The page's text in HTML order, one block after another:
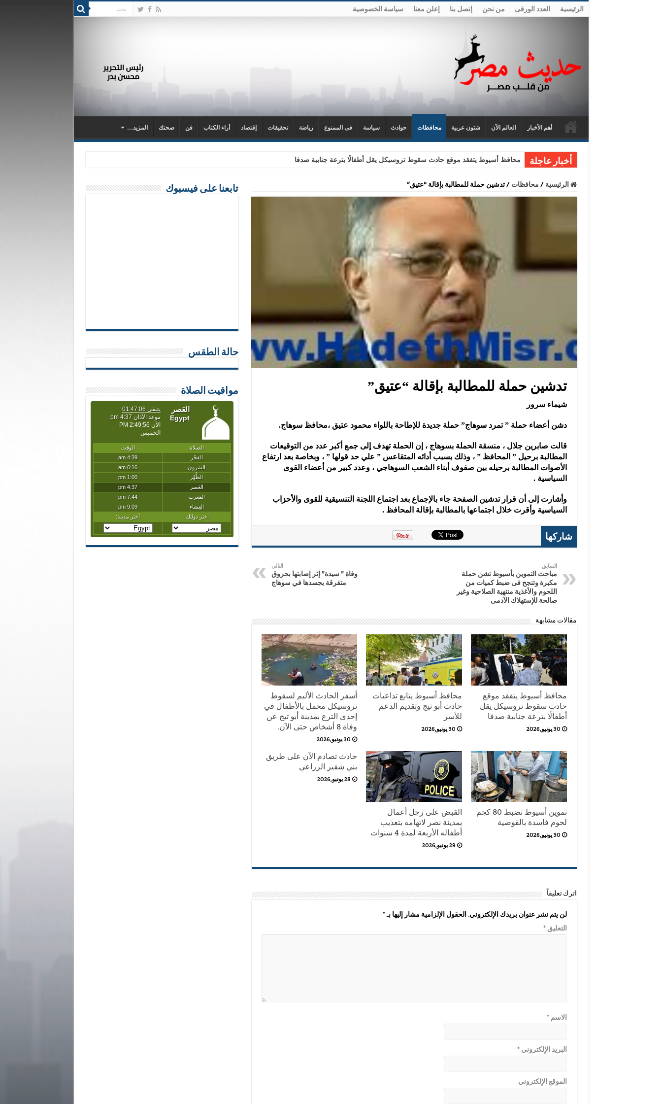
الرئيسية العدد الورقى من نحن إتصل بنا إعلن معنا سياسة الخصوصية
أهم الأخبار العالم الآن شئون عربية محافظات حوادث سياسة فى الممنوع رياضة تحقيقات إقتصاد أراء الكتاب فن صحتك المزيد…
أخبار عاجلة محافظ أسيوط يتفقد موقع حادث سقوط تروسيكل يقل أطفالًا بترعة جنابية صدفا
الرئيسية / محافظات /تدشين حملة للمطالبة بإقالة “عتيق”
تدشين حملة للمطالبة بإقالة “عتيق”
شيماء سرور
دشن أعضاء حملة ” تمرد سوهاج” حملة جديدة للإطاحة باللواء محمود عتيق ،محافظ سوهاج.
قالت صابرين جلال ، منسقة الحملة بسوهاج ، إن الحملة تهدف إلى جمع أكبر عدد من التوقيعات
المطالبة برحيل ” المحافظ ” ، وذلك بسبب أدائه المتقاعس ” علي حد قولها ” ، وبخاصة بعد ارتفاع
الأصوات المطالبة برحيله بين صفوف أبناء الشعب السوهاجي ، وعدد كبير من أعضاء القوى
السياسية .
وأشارت إلى أن قرار تدشين الصفحة جاء بالإجماع بعد اجتماع اللجنة التنسيقية للقوى والأحزاب
السياسية وأقرت خلال اجتماعها بالمطالبة بإقالة المحافظ .
شاركها
السابق
مباحث التموين بأسيوط تشن حملة
مكبرة وتنجح فى ضبط كميات من
اللحوم والأغذية منتهية الصلاحية وغير
صالحة للإستهلاك الآدمى
التالي
وفاة ” سيدة” إثر إصابتها بحروق
متفرقة بجسدها في سوهاج
مقالات مشابهة
محافظ أسيوط يتفقد موقع
حادث سقوط تروسيكل يقل
أطفالًا بترعة جنابية صدفا
30 يونيو,2026
محافظ أسيوط يتابع تداعيات
حادث أبو تيج وتقديم الدعم
للأسر
30 يونيو,2026
أسفر الحادث الأليم لسقوط
تروسيكل محمل بالأطفال في
إحدى الترع بمدينة أبو تيج عن
وفاة 8 أشخاص حتى الآن.
30 يونيو,2026
تموين أسيوط تضبط 80 كجم
لحوم فاسدة بالقوصية
30 يونيو,2026
القبض على رجل أعمال
بمدينة نصر لاتهامه بتعذيب
أطفاله الأربعة لمدة 4 سنوات
29 يونيو,2026
حادث تصادم الآن على طريق
بني شقير الزراعي
28 يونيو,2026
اترك تعليقاً
لن يتم نشر عنوان بريدك الإلكتروني. الحقول الإلزامية مشار إليها بـ*
التعليق*
الاسم*
البريد الإلكتروني*
الموقع الإلكتروني
تابعنا على فيسبوك
حالة الطقس
مواقيت الصلاة